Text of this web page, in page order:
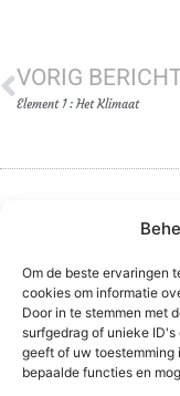
Om de beste ervaringen
cookies om informatie
Door in te stemmen met
surfgedrag of unieke
geeft of uw toestemming
bepaalde functies en
VORIG
Element 1 : Het Klimaat
Barrique
Privacybeleid